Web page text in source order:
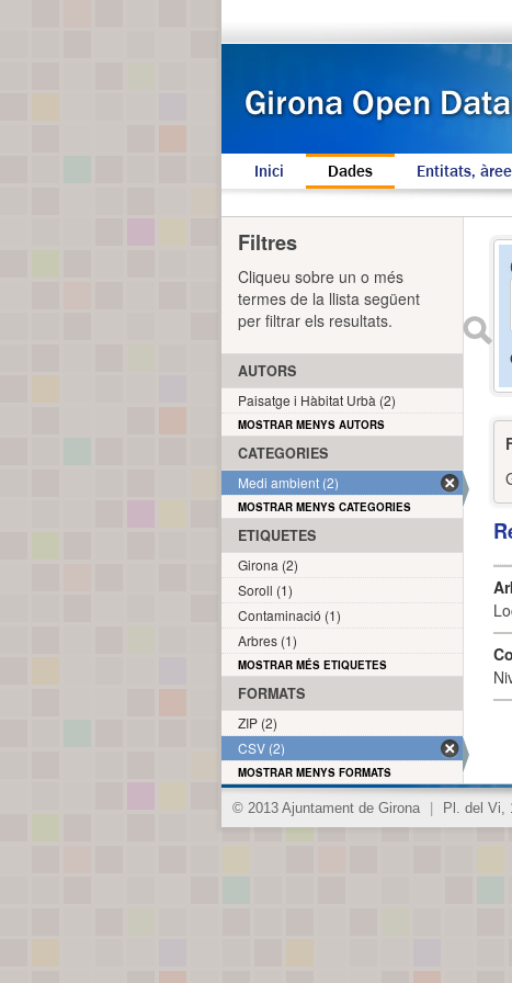
Inici Dades Entitats,
Filtres
Cliqueu sobre un o més
termes de la llista següent
per filtrar els resultats.
AUTORS
Paisatge i Hàbitat Urbà (2)
MOSTRAR MENYS AUTORS
CATEGORIES
Medi ambient (2)
MOSTRAR MENYS CATEGORIES
ETIQUETES
Girona (2)
Soroll (1)
Contaminació (1)
Arbres (1)
MOSTRAR MÉS ETIQUETES
FORMATS
ZIP (2)
CSV (2)
MOSTRAR MENYS FORMATS
© 2013 Ajuntament de Girona Pl. del Vi,